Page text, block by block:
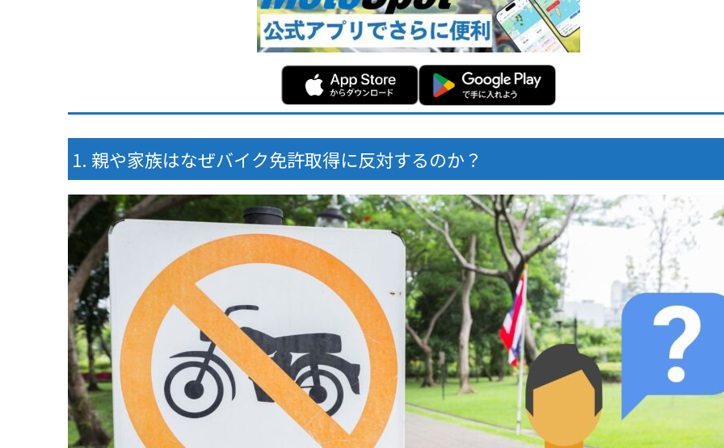
親や家族はなぜバイク免許取得に反対するのか？